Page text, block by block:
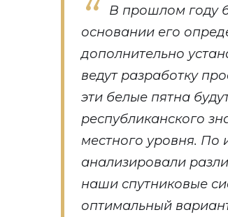
В прошлом году
основании его
дополнительно
ведут разработку
эти белые пятна
республиканского
местного уровня. По
анализировали
наши спутниковые
оптимальный